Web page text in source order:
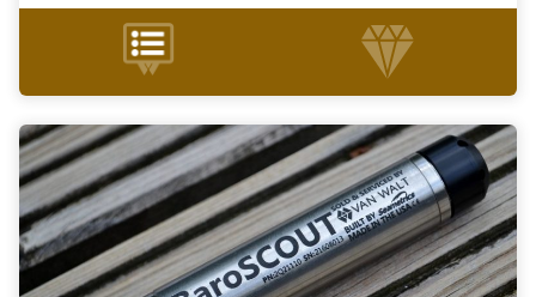
BaroSCOUT Consulta
Por favor completa el formulario, un miembro
de nuestro equipo contactara contigo en
breve
Nombre
*